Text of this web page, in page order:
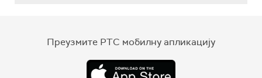
Преузмите РТС мобилну апликацију